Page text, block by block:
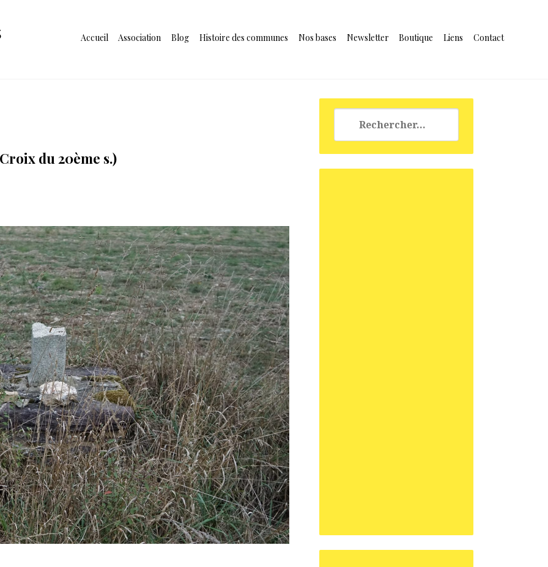
Accueil Association Blog Histoire des communes Nos bases Newsletter Boutique Liens Contact
du 20ème s.)